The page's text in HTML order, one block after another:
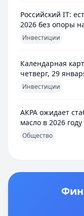
Российский IT:
2026 без опоры
Инвестиции
Календарная
четверг, 29
Инвестиции
АКРА ожидает
масло в 2026 году
Общество